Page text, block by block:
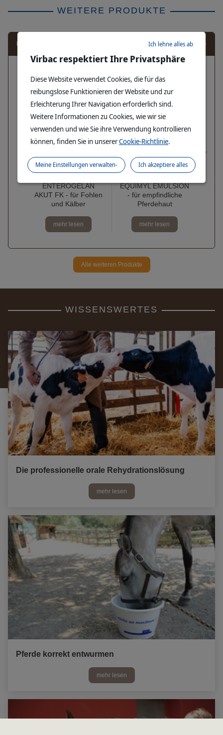
WEITERE PRODUKTE
ENTEROGELAN
AKUT FK - für Fohlen
und Kälber
mehr lesen
EQUIMYL EMULSION
- für empfindliche
Pferdehaut
mehr lesen
Alle weiteren Produkte
WISSENSWERTES
mehr lesen
Die professionelle orale Rehydrationslösung
mehr lesen
Pferde korrekt entwurmen
Virbac respektiert Ihre Privatsphäre
Diese Website verwendet Cookies, die für das
reibungslose Funktionieren der Website und zur
Erleichterung Ihrer Navigation erforderlich sind.
Weitere Informationen zu Cookies, wie wir sie
verwenden und wie Sie ihre Verwendung kontrollieren
können, finden Sie in unsererCookie-Richtlinie.
Ich lehne alles ab
Ich akzeptiere alles
Meine Einstellungen verwalten-